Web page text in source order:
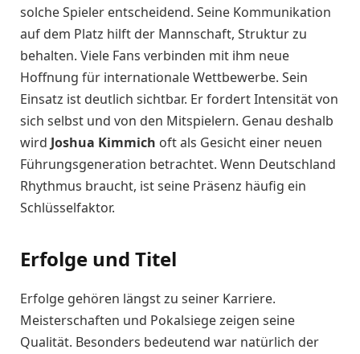
solche Spieler entscheidend. Seine Kommunikation
auf dem Platz hilft der Mannschaft, Struktur zu
behalten. Viele Fans verbinden mit ihm neue
Hoffnung für internationale Wettbewerbe. Sein
Einsatz ist deutlich sichtbar. Er fordert Intensität von
sich selbst und von den Mitspielern. Genau deshalb
wird Joshua Kimmich oft als Gesicht einer neuen
Führungsgeneration betrachtet. Wenn Deutschland
Rhythmus braucht, ist seine Präsenz häufig ein
Schlüsselfaktor.
Erfolge und Titel
Erfolge gehören längst zu seiner Karriere.
Meisterschaften und Pokalsiege zeigen seine
Qualität. Besonders bedeutend war natürlich der